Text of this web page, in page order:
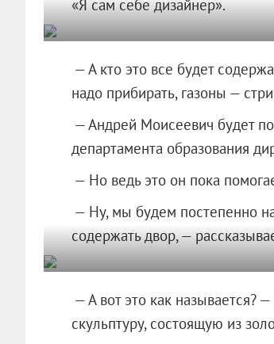
«Я сам себе дизайнер».
— А кто это все будет
надо прибирать, газоны —
— Андрей Моисеевич будет
департамента образования
— Но ведь это он пока
— Ну, мы будем постепенно
содержать двор, —
— А вот это как называется?
скульптуру, состоящую из